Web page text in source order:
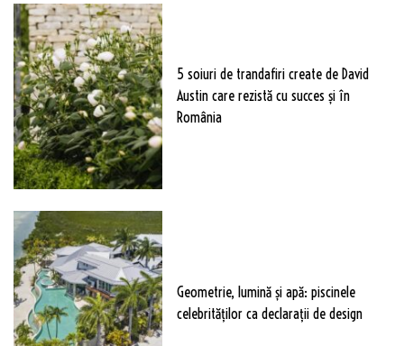
5 soiuri de trandafiri create de David
Austin care rezistă cu succes și în
România
Geometrie, lumină și apă: piscinele
celebrităților ca declarații de design